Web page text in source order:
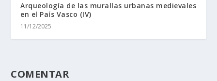
Arqueología de las murallas urbanas medievales
en el País Vasco (IV)
11/12/2025
COMENTAR